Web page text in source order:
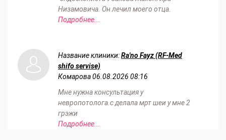
Низамовича. Он лечил моего отца.
Подробнее...
Название клиники:Ra'no Fayz (RF-Med
shifo servise)
Комарова06.08.2026 08:16
Мне нужна консультация у
невропотолога.с делала мрт шеи у мне 2
грэжи
Подробнее...